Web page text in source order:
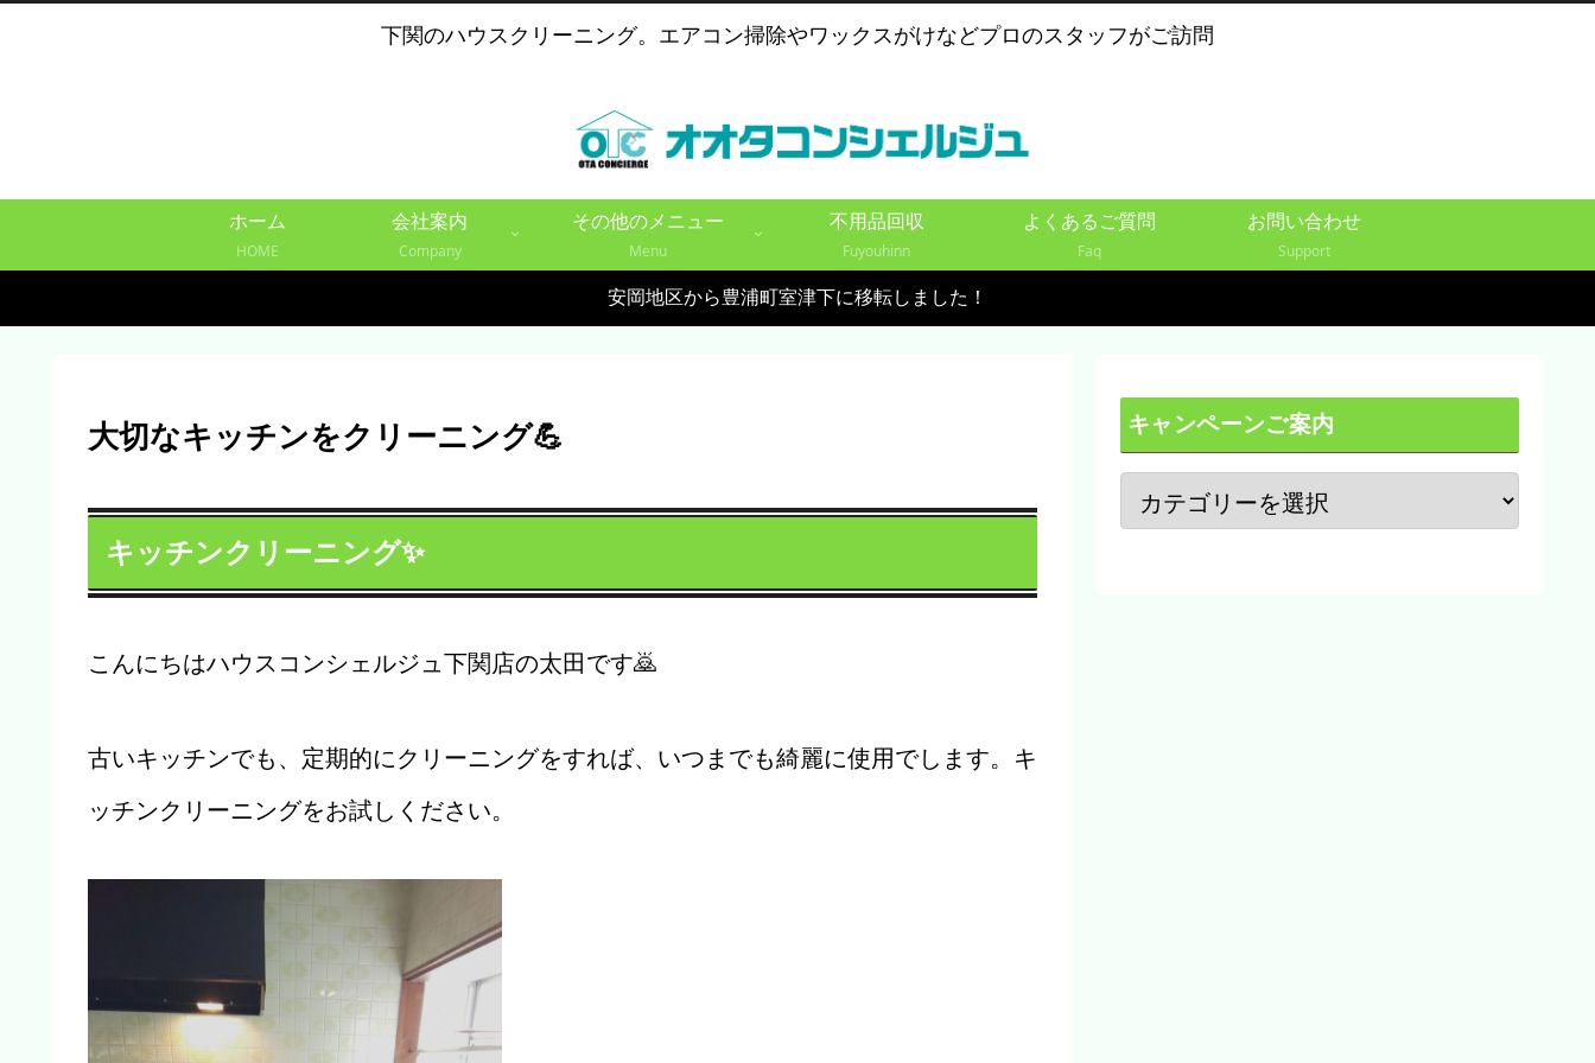
下関のハウスクリーニング。エアコン掃除やワックスがけなどプロのスタッフがご訪問
ホーム
HOME
会社案内
Company
その他のメニュー
Menu
不用品回収
Fuyouhinn
よくあるご質問
Faq
お問い合わせ
Support
安岡地区から豊浦町室津下に移転しました！
大切なキッチンをクリーニング💪
キッチンクリーニング✨
こんにちはハウスコンシェルジュ下関店の太田です🙇
古いキッチンでも、定期的にクリーニングをすれば、いつまでも綺麗に使用でします。キ
ッチンクリーニングをお試しください。
キャンペーンご案内